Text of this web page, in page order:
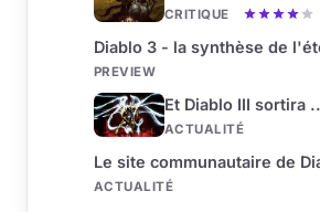
CRITIQUE
Diablo 3 - la synthèse de
PREVIEW
Et Diablo III sortira
ACTUALITÉ
Le site communautaire de
ACTUALITÉ